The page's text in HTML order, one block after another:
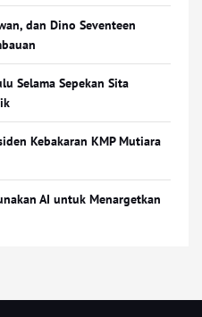
dan Dino Seventeen
Selama Sepekan Sita
Kebakaran KMP Mutiara
AI untuk Menargetkan